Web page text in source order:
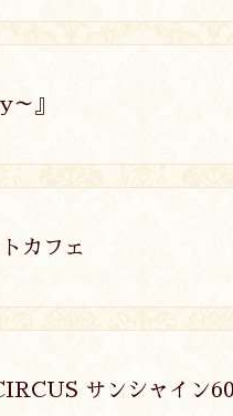
』
カフェ
サンシャイン